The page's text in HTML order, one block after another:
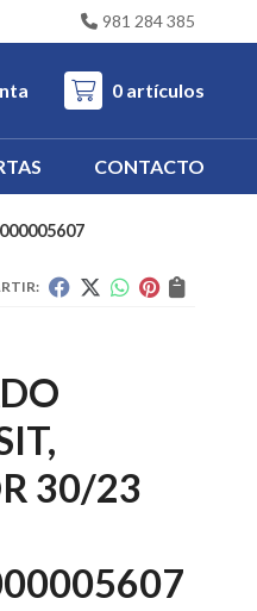
981 284 385
0 artículos
CONTACTO
30/23